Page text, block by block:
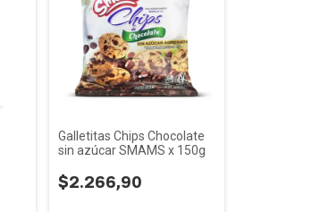
Galletitas Chips Chocolate
sin azúcar SMAMS x 150g
$2.266,90